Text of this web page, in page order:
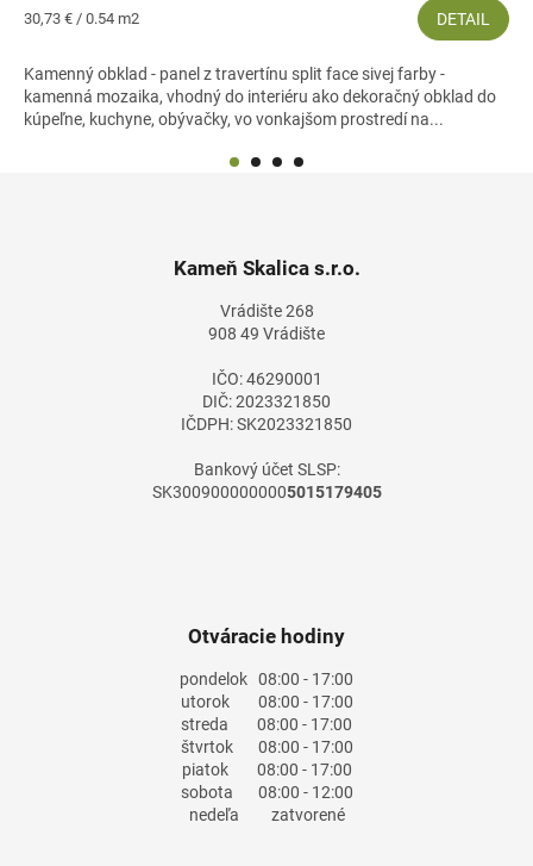
Jednotková
30,73 € / 0.54 m2 DETAIL
Kamenný obklad - panel z travertínu split face sivej farby -
kamenná mozaika, vhodný do interiéru ako dekoračný obklad do
kúpeľne, kuchyne, obývačky, vo vonkajšom prostredí na...
Kameň Skalica s.r.o.
Vrádište 268
908 49 Vrádište
IČO: 46290001
DIČ: 2023321850
IČDPH: SK2023321850
Bankový účet SLSP:
SK3009000000005015179405
Otváracie hodiny
pondelok 08:00 - 17:00
utorok08:00 - 17:00
streda 08:00 - 17:00
štvrtok08:00 - 17:00
piatok08:00 - 17:00
sobota 08:00 - 12:00
nedeľa zatvorené